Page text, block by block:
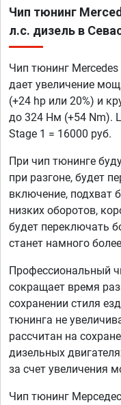
Чип тюнинг
л.с. дизель в
Чип тюнинг Mercedes
дает увеличение
(+24 hp или 20%) и
до 324 Нм (+54 Nm).
Stage 1 = 16000 руб.
При чип тюнинге
при разгоне, будет
включение, подхват
низких оборотов,
будет переключать
станет намного
Профессиональный
сокращает время
сохранении стиля
тюнинга не
рассчитан на
дизельных
за счет увеличения
Чип тюнинг